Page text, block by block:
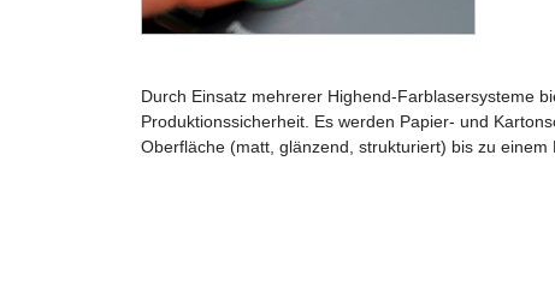
Durch Einsatz mehrerer Highend-Farblasersysteme
Produktionssicherheit. Es werden Papier- und
Oberfläche (matt, glänzend, strukturiert) bis zu